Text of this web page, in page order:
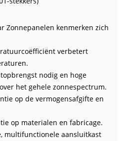
Zonnepanelen kenmerken zich
verbetert
nodig en hoge
het gehele zonnespectrum.
op de vermogensafgifte en
op materialen en fabricage.
multifunctionele aansluitkast